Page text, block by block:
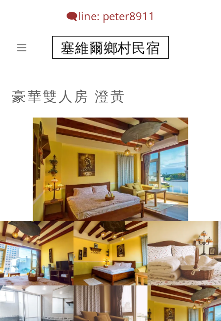
🗨️line: peter8911
塞維爾鄉村民宿
豪華雙人房 澄黃